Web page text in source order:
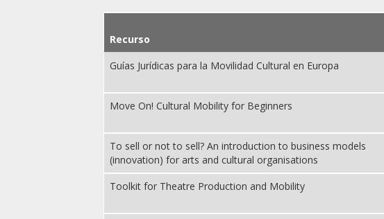
Recurso
Guías Jurídicas para la Movilidad Cultural en Europa
Move On! Cultural Mobility for Beginners
To sell or not to sell? An introduction to business models
(innovation) for arts and cultural organisations
Toolkit for Theatre Production and Mobility